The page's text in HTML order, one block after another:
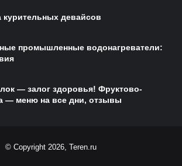
курительных девайсов
промышленные водонагреватели:
— залог здоровья! Фруктово-
— меню на все дни, отзывы
© Copyright 2026, Teren.ru